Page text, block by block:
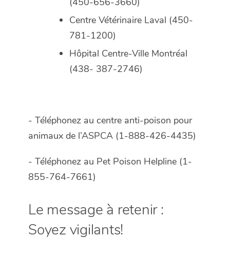
Centre Vétérinaire Laval (450-
781-1200)
Hôpital Centre-Ville Montréal
(438- 387-2746)
- Téléphonez au centre anti-poison pour
animaux de l’ASPCA (1-888-426-4435)
- Téléphonez au Pet Poison Helpline (1-
855-764-7661)
Le message à retenir :
Soyez vigilants!